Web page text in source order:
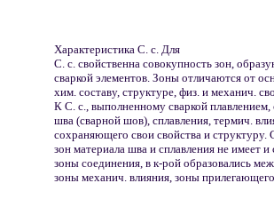
Характеристика С. с. Для
С. с. свойственна совокупность зон,
сваркой элементов. Зоны отличаются от
хим. составу, структуре, физ. и механич.
К С. с., выполненному сваркой
шва (сварной шов), сплавления, термич.
сохраняющего свои свойства и структуру.
зон материала шва и сплавления не имеет
зоны соединения, в к-рой образовались
зоны механич. влияния, зоны